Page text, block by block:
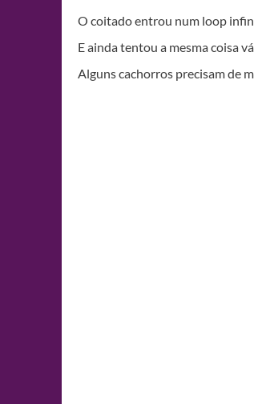
O coitado entrou num loop
E ainda tentou a mesma coisa
Alguns cachorros precisam de